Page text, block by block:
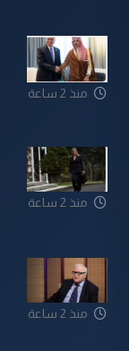
منذ 2 ساعة
منذ 2 ساعة
منذ 2 ساعة